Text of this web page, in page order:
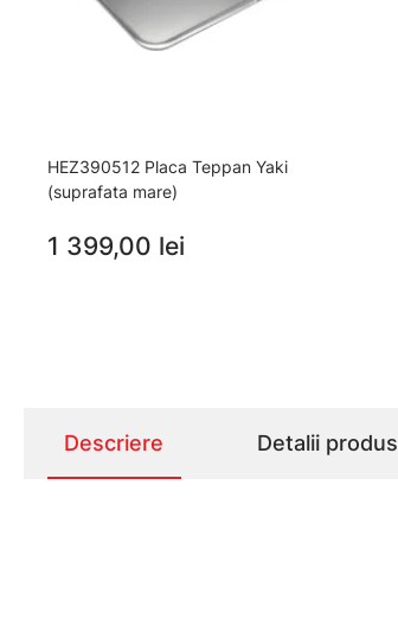
HEZ390512 Placa Teppan Yaki
(suprafata mare)
1 399,00 lei
Descriere Detalii produs